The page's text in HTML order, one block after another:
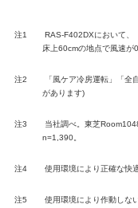
注1
RAS-F402DXにおいて、
床上60cmの地点で風速が
注2
「風ケア冷房運転」「全
があります)
注3
当社調べ。東芝
n=1,390。
注4 使用環境により正確な快
注5 使用環境により作動しな